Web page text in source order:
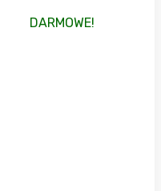
ORLEN PACZKA -
BIEDRONKA HOME
DARMOWE!